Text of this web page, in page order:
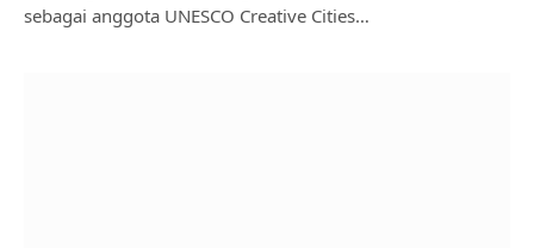
sebagai anggota UNESCO Creative Cities…